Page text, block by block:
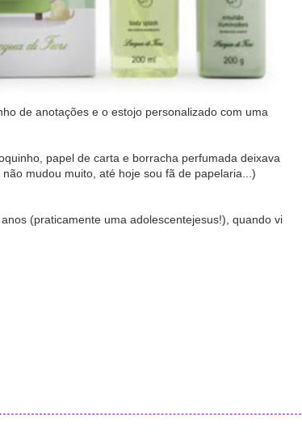
de anotações e o estojo personalizado com uma
papel de carta e borracha perfumada deixava
mudou muito, até hoje sou fã de papelaria...)
(praticamente uma adolescentejesus!), quando vi